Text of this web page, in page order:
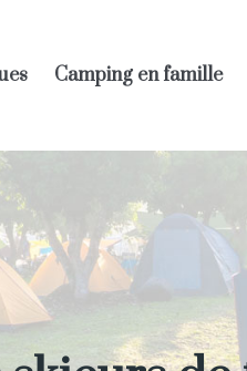
Camping en famille